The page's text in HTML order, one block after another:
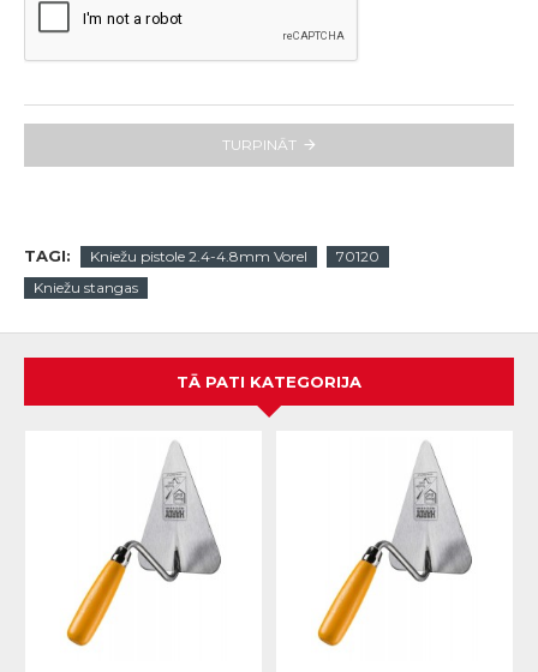
TURPINĀT
TAGI: Kniežu pistole 2.4-4.8mm Vorel
70120
Kniežu stangas
TĀ PATI KATEGORIJA